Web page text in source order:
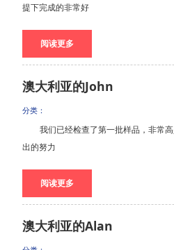
提下完成的非常好
阅读更多
澳大利亚的John
分类：
我们已经检查了第一批样品，非常
出的努力
阅读更多
澳大利亚的Alan